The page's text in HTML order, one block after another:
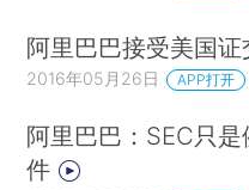
阿里巴巴接受美国证
2016年05月26日 APP打开
阿里巴巴：SEC只
件